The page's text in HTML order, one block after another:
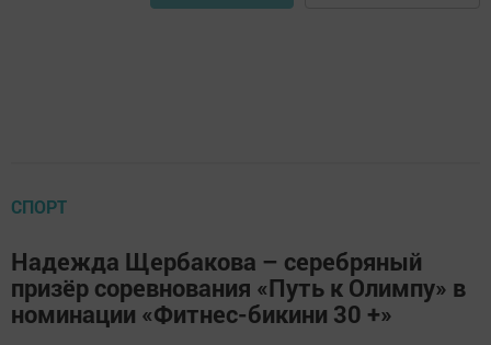
СПОРТ
Надежда Щербакова – серебряный
призёр соревнования «Путь к Олимпу» в
номинации «Фитнес-бикини 30 +»